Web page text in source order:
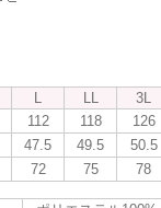
L LL
3L
112 118
126
47.5 49.5
50.5
72 75 78